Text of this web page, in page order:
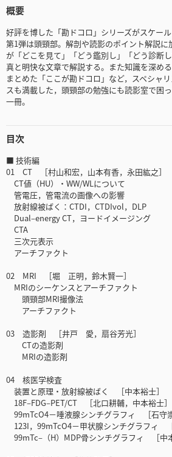
概要
好評を博した「勘ドコロ」シリーズがスケー
第1弾は頭頸部。解剖や読影のポイント解説に
が「どこを見て」「どう鑑別し」「どう診断
真と明快な文章で解説する。また知識を深め
まとめた「ここが勘ドコロ」など，スペシャ
スも満載した，頭頸部の勉強にも読影室で困
一冊。
目次
■ 技術編
01 CT ［村山和宏，山本有香，永田紘之］
CT値（HU）・WW/WLについて
管電圧，管電流の画像への影響
放射線被ばく：CTDI，CTDIvol，DLP
Dual‒energy CT，ヨードイメージング
CTA
三次元表示
アーチファクト
02 MRI ［堀 正明，鈴木賢一］
MRIのシーケンスとアーチファクト
頭頸部MRI撮像法
アーチファクト
03 造影剤 ［井戸 愛，扇谷芳光］
CTの造影剤
MRIの造影剤
04 核医学検査
装置と原理・放射線被ばく ［中本裕士］
18F‒FDG‒PET/CT ［北口耕輔，中本裕士］
99mTcO4－唾液腺シンチグラフィ ［石守崇
123I，99mTcO4－甲状腺シンチグラフィ ［
99mTc‒（H）MDP骨シンチグラフィ ［中